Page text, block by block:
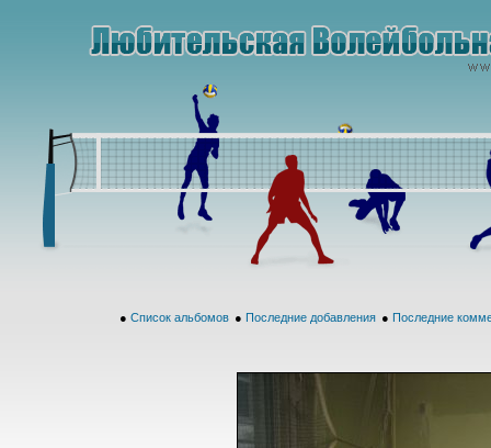
● Список альбомов ● Последние добавления ● Последние